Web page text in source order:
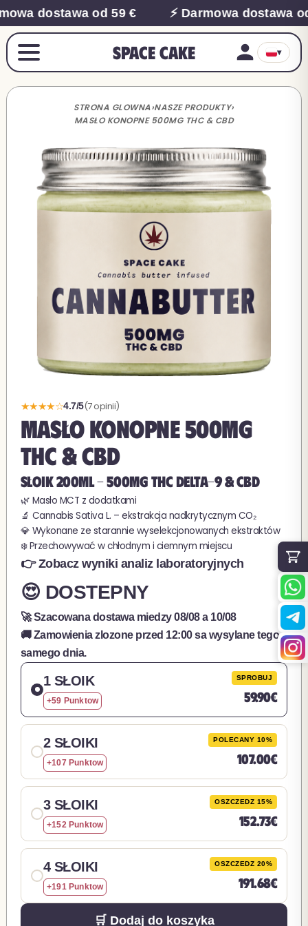
dostawa od 59 € ⚡ Darmowa dostawa
Space Cake ▾
STRONA GLOWNA›NASZE PRODUKTY›
MASŁO KONOPNE 500MG THC & CBD
★★★★☆4.7/5(7 opinii)
MASŁO KONOPNE 500MG
THC & CBD
SŁOIK 200ML - 500MG THC Delta-9 & CBD
🌿 Masło MCT z dodatkami
🔬 Cannabis Sativa L. – ekstrakcja nadkrytycznym CO₂
💎 Wykonane ze starannie wyselekcjonowanych ekstraktów
❄️ Przechowywać w chłodnym i ciemnym miejscu
👉 Zobacz wyniki analiz laboratoryjnych
😍 DOSTEPNY
🚀 Szacowana dostawa miedzy08/08a 10/08
🚚 Zamowienia zlozone przed 12:00 sa wysylane tego
samego dnia.
1 SŁOIK
+59 Punktow
SPROBUJ
59.90€
2 SŁOIKI
+107 Punktow
POLECANY 10%
107.00€
3 SŁOIKI
+152 Punktow
OSZCZEDZ 15%
152.73€
4 SŁOIKI
+191 Punktow
OSZCZEDZ 20%
191.68€
🛒 Dodaj do koszyka